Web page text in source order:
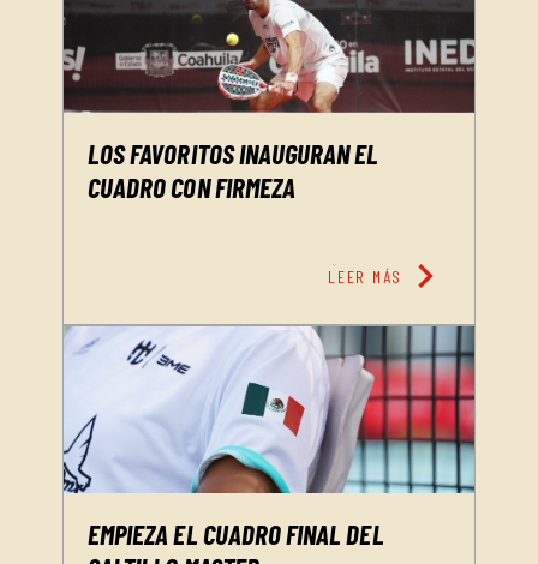
LOS FAVORITOS INAUGURAN EL
CUADRO CON FIRMEZA
LEER MÁS chevron_right
EMPIEZA EL CUADRO FINAL DEL